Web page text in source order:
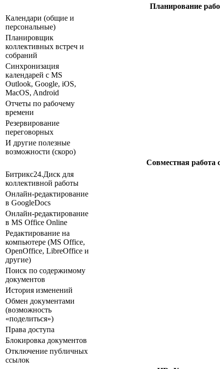
Планирование
Календари (общие и
персональные)
Планировщик
коллективных встреч и
собраний
Синхронизация
календарей с MS
Outlook, Google, iOS,
MacOS, Android
Отчеты по рабочему
времени
Резервирование
переговорных
И другие полезные
возможности (скоро)
Совместная работа
Битрикс24.Диск для
коллективной работы
Онлайн-редактирование
в GoogleDocs
Онлайн-редактирование
в MS Office Online
Редактирование на
компьютере (MS Office,
OpenOffice, LibreOffice и
другие)
Поиск по содержимому
документов
История изменений
Обмен документами
(возможность
«поделиться»)
Права доступа
Блокировка документов
Отключение публичных
ссылок